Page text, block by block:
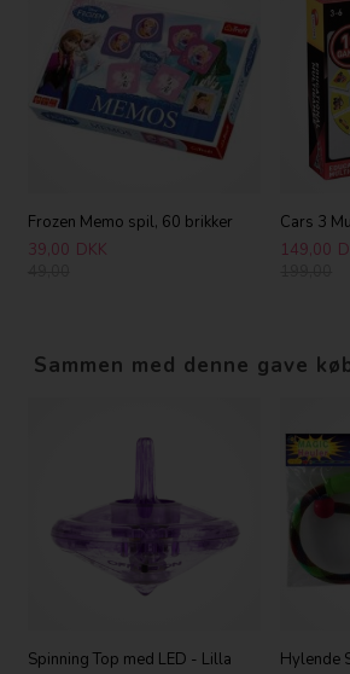
Frozen Memo spil, 60 brikker
39,00 DKK
Cars 3
149,00
Sammen med denne gave
Spinning Top med LED - Lilla
Hylende